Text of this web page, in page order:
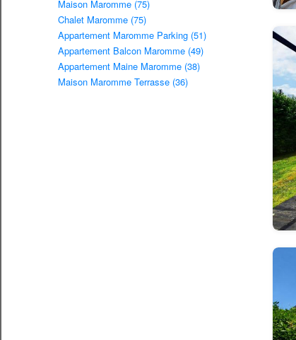
Maison Maromme (75)
Chalet Maromme (75)
Appartement Maromme Parking (51)
Appartement Balcon Maromme (49)
Appartement Maine Maromme (38)
Maison Maromme Terrasse (36)